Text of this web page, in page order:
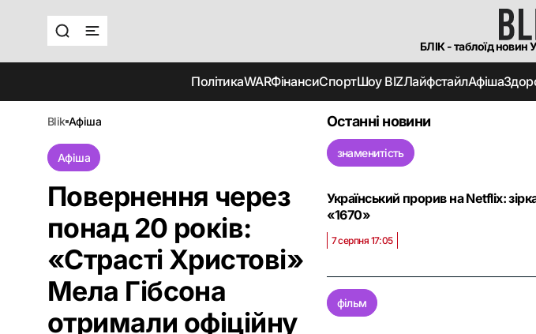
БЛІК - таблоїд новин
ПолітикаWARФінансиСпортШоу BIZЛайфстайлАфіша
blik афіша
Афіша
Повернення через
понад 20 років:
«Страсті Христові»
Мела Гібсона
отримали офіційну
Останні новини
знаменитість
Український прорив на Netflix:
«1670»
7 серпня 17:05
фільм